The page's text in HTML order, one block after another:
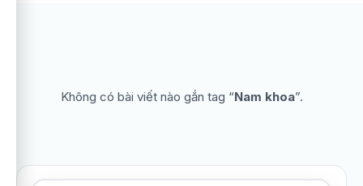
Không có bài viết nào gắn tag “Nam khoa”.